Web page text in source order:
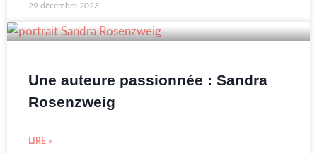
29 décembre 2023
Une auteure passionnée : Sandra
Rosenzweig
LIRE »